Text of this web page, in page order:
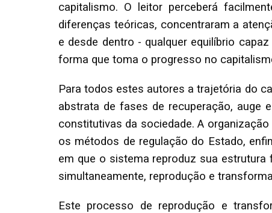
capitalismo. O leitor perceberá
diferenças teóricas, concentraram a
e desde dentro - qualquer equilíbrio
forma que toma o progresso no
Para todos estes autores a trajetória do
abstrata de fases de recuperação,
constitutivas da sociedade. A
os métodos de regulação do Estado,
em que o sistema reproduz sua estrutura
simultaneamente, reprodução e
Este processo de reprodução e